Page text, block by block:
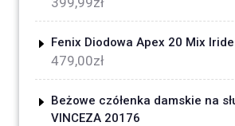
Fenix Diodowa Apex 20 Mix
479,00zł
Beżowe czółenka damskie na
VINCEZA 20176